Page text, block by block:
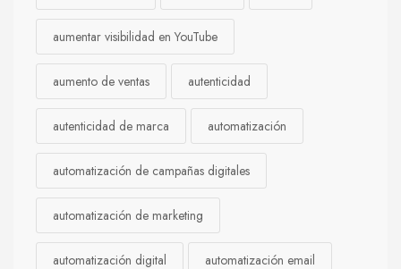
aumentar visibilidad en YouTube
aumento de ventas autenticidad
autenticidad de marca automatización
automatización de campañas digitales
automatización de marketing
automatización digital automatización email